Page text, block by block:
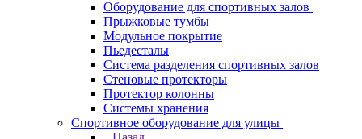
Оборудование для спортивных залов
Прыжковые тумбы
Модульное покрытие
Пьедесталы
Система разделения спортивных залов
Стеновые протекторы
Протектор колонны
Системы хранения
Спортивное оборудование для улицы